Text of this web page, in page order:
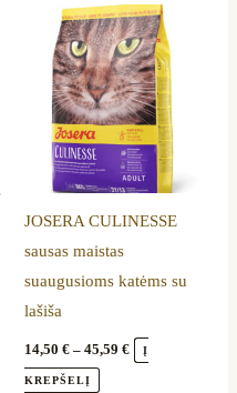
JOSERA CULINESSE
sausas maistas
suaugusioms katėms su
lašiša
14,50 € – 45,59 €
through
45,59 €
Į
KREPŠELĮ
has
multiple
variants.
The
options
may
be
chosen
on
the
page